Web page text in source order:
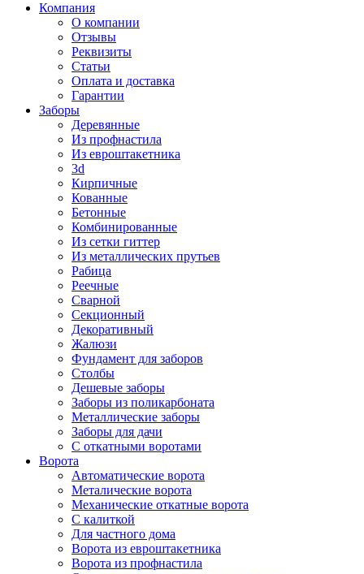
Компания
О компании
Отзывы
Реквизиты
Статьи
Оплата и доставка
Гарантии
Заборы
Деревянные
Из профнастила
Из евроштакетника
3d
Кирпичные
Кованные
Бетонные
Комбинированные
Из сетки гиттер
Из металлических прутьев
Рабица
Реечные
Сварной
Секционный
Декоративный
Жалюзи
Фундамент для заборов
Столбы
Дешевые заборы
Заборы из поликарбоната
Металлические заборы
Заборы для дачи
С откатными воротами
Ворота
Автоматические ворота
Металические ворота
Механические откатные ворота
С калиткой
Для частного дома
Ворота из евроштакетника
Ворота из профнастила